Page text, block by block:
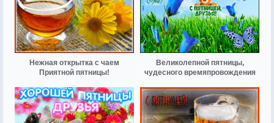
Нежная открытка с чаем
Приятной пятницы!
Великолепной пятницы,
чудесного времяпровождения